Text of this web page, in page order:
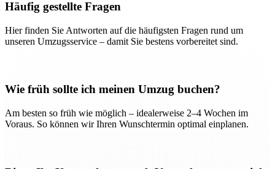
Häufig gestellte Fragen
Hier finden Sie Antworten auf die häufigsten Fragen rund um
unseren Umzugsservice – damit Sie bestens vorbereitet sind.
Wie früh sollte ich meinen Umzug buchen?
Am besten so früh wie möglich – idealerweise 2–4 Wochen im
Voraus. So können wir Ihren Wunschtermin optimal einplanen.